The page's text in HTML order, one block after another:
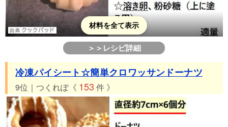
材料を全て表示
＞＞レシピ詳細
冷凍パイシート☆簡単クロワッサンドーナツ
9位｜つくれぽ《 153 件 》